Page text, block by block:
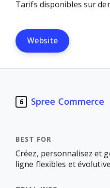
Tarifs disponibles sur
Website
6 Spree Commerce
Créez, personnalisez et
ligne flexibles et